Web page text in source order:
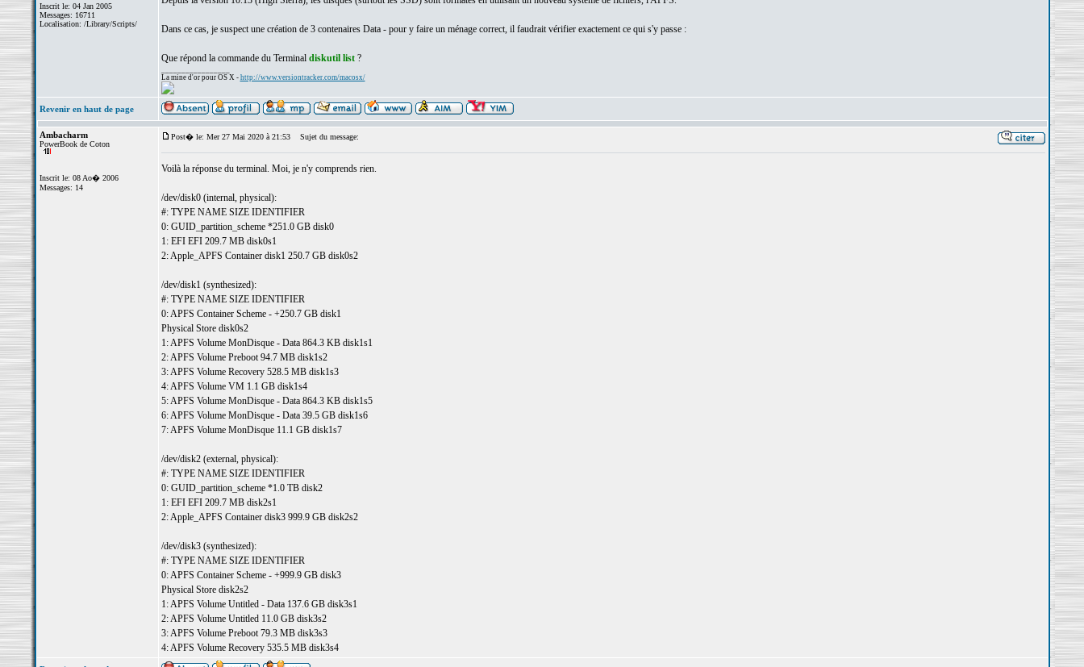
Inscrit le: 04 Jan 2005
Messages: 16711
Localisation: /Library/Scripts/
Dans ce cas, je suspect une création de 3 contenaires Data - pour y faire un ménage correct, il faudrait vérifier exactement ce qui s'y passe :
Que répond la commande du Terminal diskutil list?
La mine d'or pour OS X - http://www.versiontracker.com/macosx/
Revenir en haut de page
Ambacharm
PowerBook de Coton
Inscrit le: 08 Ao� 2006
Messages: 14
Post� le: Mer 27 Mai 2020 à 21:53 Sujet du message:
Voilà la réponse du terminal. Moi, je n'y comprends rien.
/dev/disk0 (internal, physical):
#: TYPE NAME SIZE IDENTIFIER
0: GUID_partition_scheme *251.0 GB disk0
1: EFI EFI 209.7 MB disk0s1
2: Apple_APFS Container disk1 250.7 GB disk0s2
/dev/disk1 (synthesized):
#: TYPE NAME SIZE IDENTIFIER
0: APFS Container Scheme - +250.7 GB disk1
Physical Store disk0s2
1: APFS Volume MonDisque - Data 864.3 KB disk1s1
2: APFS Volume Preboot 94.7 MB disk1s2
3: APFS Volume Recovery 528.5 MB disk1s3
4: APFS Volume VM 1.1 GB disk1s4
5: APFS Volume MonDisque - Data 864.3 KB disk1s5
6: APFS Volume MonDisque - Data 39.5 GB disk1s6
7: APFS Volume MonDisque 11.1 GB disk1s7
/dev/disk2 (external, physical):
#: TYPE NAME SIZE IDENTIFIER
0: GUID_partition_scheme *1.0 TB disk2
1: EFI EFI 209.7 MB disk2s1
2: Apple_APFS Container disk3 999.9 GB disk2s2
/dev/disk3 (synthesized):
#: TYPE NAME SIZE IDENTIFIER
0: APFS Container Scheme - +999.9 GB disk3
Physical Store disk2s2
1: APFS Volume Untitled - Data 137.6 GB disk3s1
2: APFS Volume Untitled 11.0 GB disk3s2
3: APFS Volume Preboot 79.3 MB disk3s3
4: APFS Volume Recovery 535.5 MB disk3s4